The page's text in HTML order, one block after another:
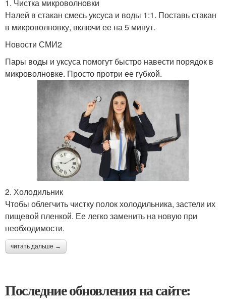
1. Чистка микроволновки
Налей в стакан смесь уксуса и воды 1:1. Поставь стакан
в микроволновку, включи ее на 5 минут.
Новости СМИ2
Пары воды и уксуса помогут быстро навести порядок в
микроволновке. Просто протри ее губкой.
2. Холодильник
Чтобы облегчить чистку полок холодильника, застели их
пищевой пленкой. Ее легко заменить на новую при
необходимости.
читать дальше →
Последние обновления на сайте: